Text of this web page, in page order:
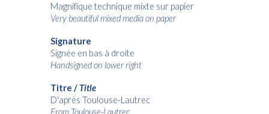
Magnifique technique mixte sur papier
Very beautiful mixed media on paper
Signature
Signée en bas à droite
Handsigned on lower right
Titre / Title
D'après Toulouse-Lautrec
From Toulouse-Lautrec